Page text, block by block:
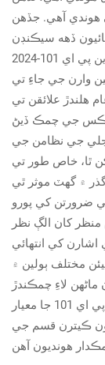
هوندي آهي. جڏهن
ڏهه سيڪنڊن
اندر ڪم ڪرڻ شروع ڪرڻ گهرن. لاڳاپيل ايف اين پي اي 101-2024
وارن جي جاءِ تي
يا 108 لڪس ۽ عام هلندڙ علائقن تي
۾ گهٽ 1 فٽ-ڪيندل يا تقريبن 10.8 لڪس جي چمڪ ڏيڻ
جي نظامن جي
ٿا، خاص طور تي
۾ گهٽ موثر ٿي
ضرورتن کي پورو
کان الڳ نظر
کي انتهائي
مختلف ٻولين ۾
لاءِ چمڪندڙ
روشنائيون هم آهنگ ڪري سگهجن. ايف اين پي اي 101 جا معيار
ڪيترن قسم جي